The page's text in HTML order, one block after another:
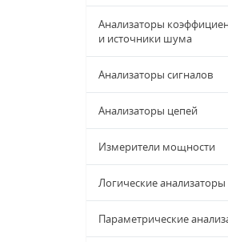
Анализаторы
и источники шума
Анализаторы сигналов
Анализаторы цепей
Измерители мощности
Логические анализаторы
Параметрические